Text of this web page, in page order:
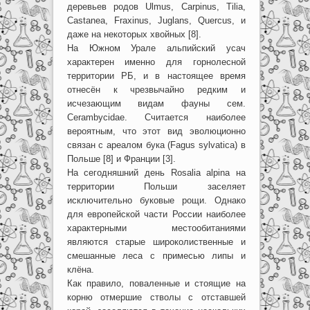
деревьев родов Ulmus, Carpinus, Tilia,
Castanea, Fraxinus, Juglans, Quercus, и
даже на некоторых хвойных [8].
На Южном Урале альпийский усач
характерен именно для горнолесной
территории РБ, и в настоящее время
отнесён к чрезвычайно редким и
исчезающим видам фауны сем.
Cerambycidae. Считается наиболее
вероятным, что этот вид эволюционно
связан с ареалом бука (Fagus sylvatica) в
Польше [8] и Франции [3].
На сегодняшний день Rosalia alpina на
территории Польши заселяет
исключительно буковые рощи. Однако
для европейской части России наиболее
характерными местообитаниями
являются старые широколиственные и
смешанные леса с примесью липы и
клёна.
Как правило, поваленные и стоящие на
корню отмершие стволы с отставшей